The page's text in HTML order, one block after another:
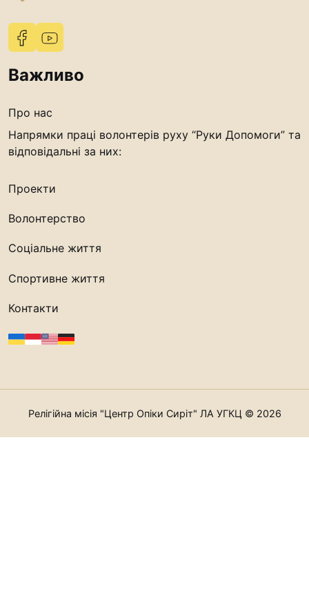
Важливо
Про нас
Напрямки праці волонтерів руху “Руки Допомоги” та
відповідальні за них:
Проекти
Волонтерство
Соціальне життя
Спортивне життя
Контакти
Релігійна місія "Центр Опіки Сиріт" ЛА УГКЦ © 2026